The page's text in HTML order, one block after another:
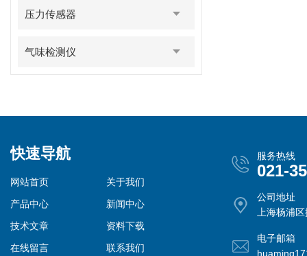
压力传感器
气味检测仪
快速导航
网站首页
关于我们
产品中心
新闻中心
技术文章
资料下载
在线留言
联系我们
服务热线
021-
公司地址
上海杨浦
电子邮箱